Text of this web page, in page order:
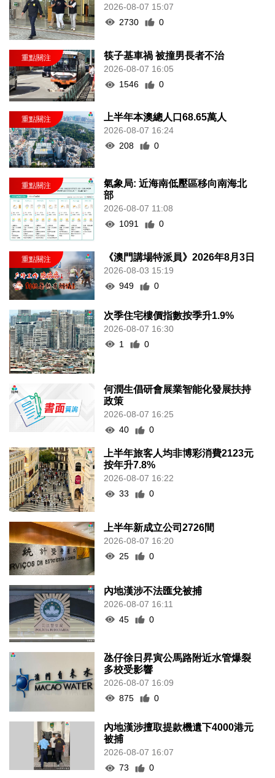
2026-08-07 15:07
2730
0
筷子基車禍 被撞男長者不治
2026-08-07 16:05
1546
0
上半年本澳總人口68.65萬人
2026-08-07 16:24
208
0
氣象局: 近海南低壓區移向南海北
部
2026-08-07 11:08
1091
0
《澳門講場特派員》2026年8月3日
2026-08-03 15:19
949
0
次季住宅樓價指數按季升1.9%
2026-08-07 16:30
1
0
何潤生倡研會展業智能化發展扶持
政策
2026-08-07 16:25
40
0
上半年旅客人均非博彩消費2123元
按年升7.8%
2026-08-07 16:22
33
0
上半年新成立公司2726間
2026-08-07 16:20
25
0
內地漢涉不法匯兌被捕
2026-08-07 16:11
45
0
氹仔徐日昇寅公馬路附近水管爆裂
多校受影響
2026-08-07 16:09
875
0
內地漢涉擅取提款機遺下4000港元
被捕
2026-08-07 16:07
73
0